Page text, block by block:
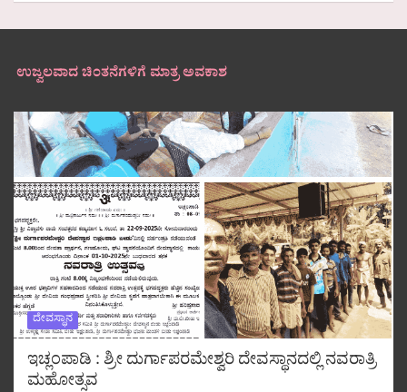
ಉಜ್ವಲವಾದ ಚಿಂತನೆಗಳಿಗೆ ಮಾತ್ರ ಅವಕಾಶ
ದೇವಸ್ಥಾನ
ಇಚ್ಲಂಪಾಡಿ : ಶ್ರೀ ದುರ್ಗಾಪರಮೇಶ್ವರಿ ದೇವಸ್ಥಾನದಲ್ಲಿ ನವರಾತ್ರಿ
ಮಹೋತ್ಸವ